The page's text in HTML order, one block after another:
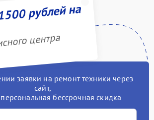
рублей на
центра
заявки на ремонт техники через
сайт,
персональная бессрочная скидка